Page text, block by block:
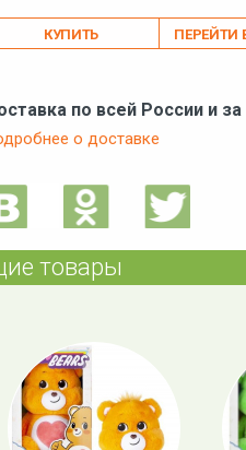
ПЕРЕЙТИ
по всей России и
о доставке
товары